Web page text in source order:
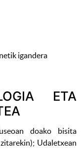
igandera
ETA
doako bisita
Udaletxean